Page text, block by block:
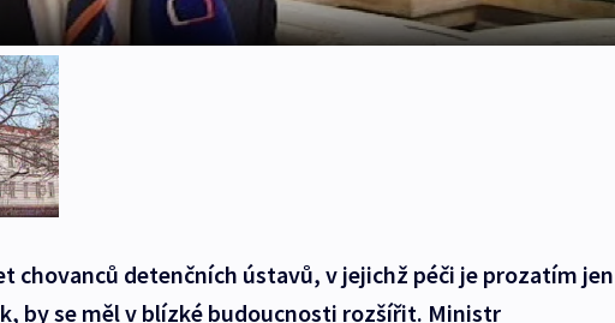
chovanců detenčních ústavů, v jejichž péči je prozatím jen
by se měl v blízké budoucnosti rozšířit. Ministr